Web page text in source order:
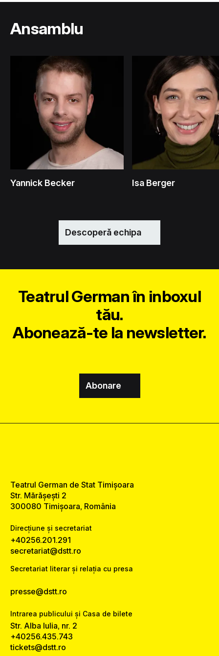
Ansamblu
Yannick Becker Isa Berger
Descoperă echipa
Teatrul German în inboxul
tău.
Abonează-te la newsletter.
Abonare
Teatrul German de Stat Timișoara
Str. Mărășești 2
300080 Timișoara, România
Direcțiune și secretariat
+40256.201.291
secretariat@dstt.ro
Secretariat literar și relația cu presa
presse@dstt.ro
Intrarea publicului și Casa de bilete
Str. Alba Iulia, nr. 2
+40256.435.743
tickets@dstt.ro